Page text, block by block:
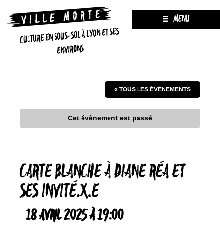
CULTURE EN SOUS-SOL À LYON ET SES
ENVIRONS
MENU
« TOUS LES ÉVÈNEMENTS
Cet évènement est passé
CARTE BLANCHE À DIANE RÉA ET
SES INVITÉ.X.E
18 AVRIL 2025 À 19:00